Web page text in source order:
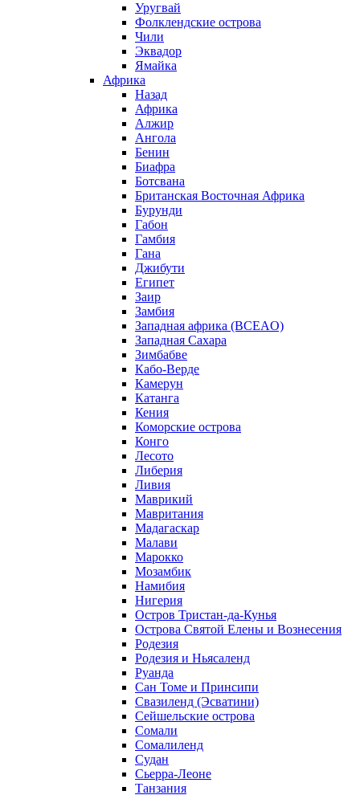
Уругвай
Фолклендские острова
Чили
Эквадор
Ямайка
Африка
Назад
Африка
Алжир
Ангола
Бенин
Биафра
Ботсвана
Британская Восточная Африка
Бурунди
Габон
Гамбия
Гана
Джибути
Египет
Заир
Замбия
Западная африка (BCEAO)
Западная Сахара
Зимбабве
Кабо-Верде
Камерун
Катанга
Кения
Коморские острова
Конго
Лесото
Либерия
Ливия
Маврикий
Мавритания
Мадагаскар
Малави
Марокко
Мозамбик
Намибия
Нигерия
Остров Тристан-да-Кунья
Острова Святой Елены и Вознесения
Родезия
Родезия и Ньясаленд
Руанда
Сан Томе и Принсипи
Свазиленд (Эсватини)
Сейшельские острова
Сомали
Сомалиленд
Судан
Сьерра-Леоне
Танзания